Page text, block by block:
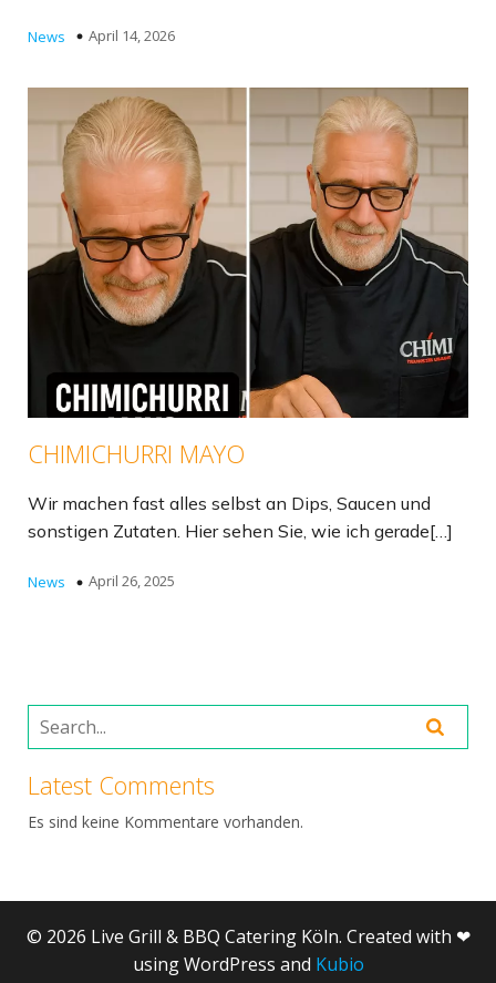
News April 14, 2026
CHIMICHURRI MAYO
Wir machen fast alles selbst an Dips, Saucen und
sonstigen Zutaten. Hier sehen Sie, wie ich gerade[…]
News April 26, 2025
Latest Comments
Es sind keine Kommentare vorhanden.
© 2026 Live Grill & BBQ Catering Köln. Created with ❤
using WordPress and Kubio